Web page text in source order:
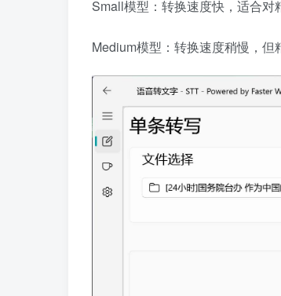
Small模型：转换速度快，适合对
Medium模型：转换速度稍慢，但